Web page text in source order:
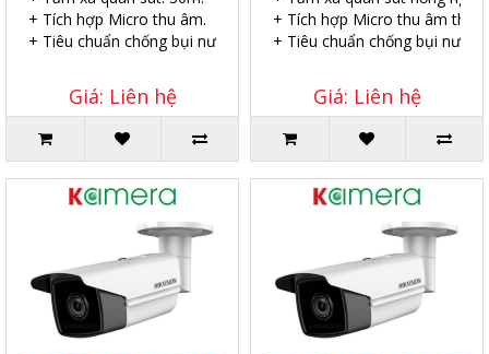
+ Tích hợp Micro thu âm.
+ Tiêu chuẩn chống bụi nước IP67.
Giá: Liên hệ
+ Tích hợp Micro thu âm
+ Tiêu chuẩn chống bụi nước
Giá: Liên hệ